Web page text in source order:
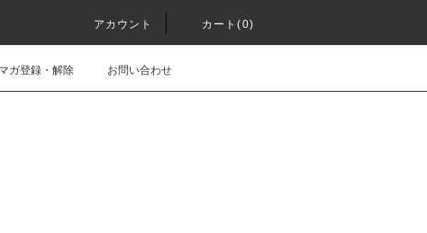
アカウント カート(0)
ガ登録・解除 お問い合わせ